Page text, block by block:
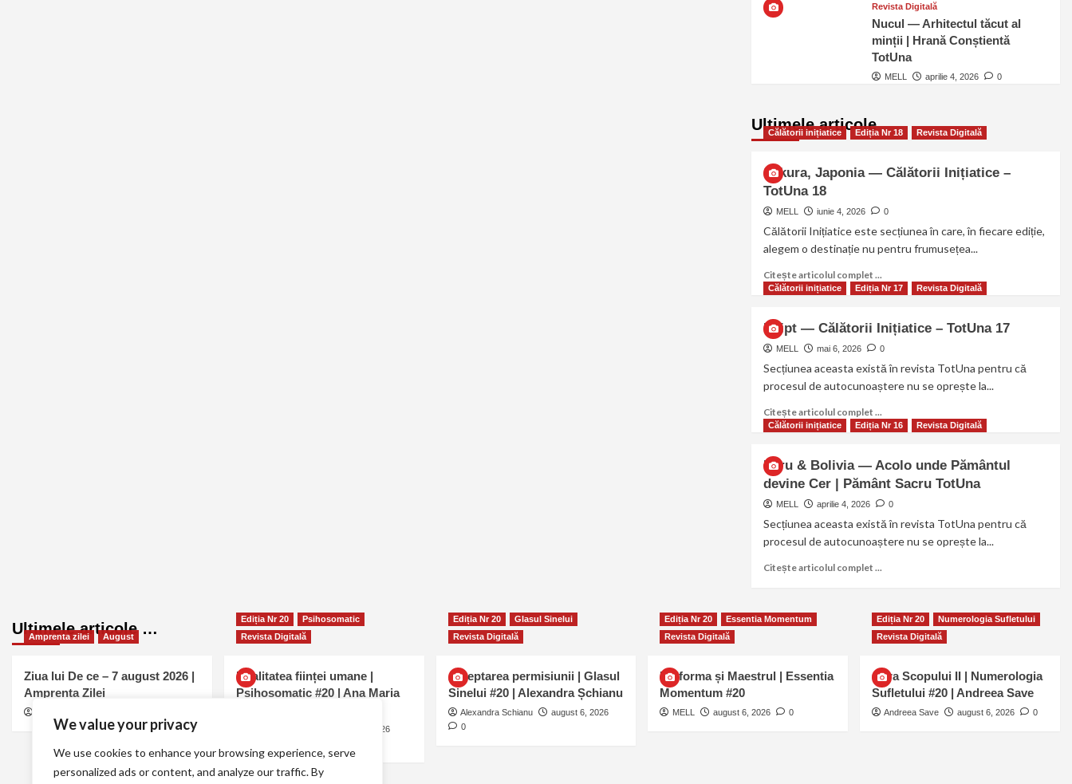
We value your privacy
We use cookies to enhance your browsing experience, serve
personalized ads or content, and analyze our traffic. By
Revista Digitală
Nucul — Arhitectul tăcut al
minții | Hrană Conștientă
TotUna
MELL aprilie 4, 2026 0
Ultimele articole
Călătorii inițiatice Ediția Nr 18 Revista Digitală
Sakura, Japonia — Călătorii Inițiatice –
TotUna 18
MELL iunie 4, 2026 0
Călătorii Inițiatice este secțiunea în care, în fiecare ediție,
alegem o destinație nu pentru frumusețea...
Citește articolul complet ...
Călătorii inițiatice Ediția Nr 17 Revista Digitală
Egipt — Călătorii Inițiatice – TotUna 17
MELL mai 6, 2026 0
Secțiunea aceasta există în revista TotUna pentru că
procesul de autocunoaștere nu se oprește la...
Citește articolul complet ...
Călătorii inițiatice Ediția Nr 16 Revista Digitală
Peru & Bolivia — Acolo unde Pământul
devine Cer | Pământ Sacru TotUna
MELL aprilie 4, 2026 0
Secțiunea aceasta există în revista TotUna pentru că
procesul de autocunoaștere nu se oprește la...
Citește articolul complet ...
Ultimele articole …
Amprenta zilei August
Ziua lui De ce – 7 august 2026 |
Amprenta Zilei
Ediția Nr 20
Psihosomatic
Revista Digitală
Dualitatea ființei umane |
Psihosomatic #20 | Ana Maria
august 6, 2026
Ediția Nr 20
Glasul Sinelui
Revista Digitală
Așteptarea permisiunii | Glasul
Sinelui #20 | Alexandra Șchianu
Alexandra Schianu
august 6, 2026
0
Ediția Nr 20
Essentia Momentum
Revista Digitală
Uniforma și Maestrul | Essentia
Momentum #20
MELL august 6, 2026 0
Ediția Nr 20
Numerologia Sufletului
Revista Digitală
Cifra Scopului II | Numerologia
Sufletului #20 | Andreea Save
Andreea Save august 6, 2026 0